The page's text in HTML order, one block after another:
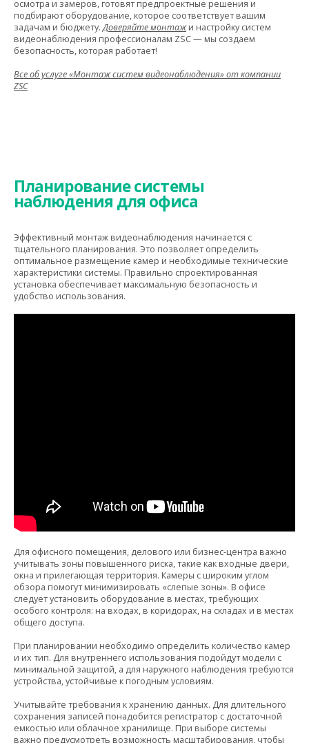
осмотра и замеров, готовят предпроектные решения и
подбирают оборудование, которое соответствует вашим
задачам и бюджету.Доверяйте монтажи настройку систем
видеонаблюдения профессионалам ZSC — мы создаем
безопасность, которая работает!
Все об услуге «Монтаж систем видеонаблюдения» от компании
ZSC
Планирование системы
наблюдения для офиса
Эффективный монтаж видеонаблюдения начинается с
тщательного планирования. Это позволяет определить
оптимальное размещение камер и необходимые технические
характеристики системы. Правильно спроектированная
установка обеспечивает максимальную безопасность и
удобство использования.
Для офисного помещения, делового или бизнес-центра важно
учитывать зоны повышенного риска, такие как входные двери,
окна и прилегающая территория. Камеры с широким углом
обзора помогут минимизировать «слепые зоны». В офисе
следует установить оборудование в местах, требующих
особого контроля: на входах, в коридорах, на складах и в местах
общего доступа.
При планировании необходимо определить количество камер
и их тип. Для внутреннего использования подойдут модели с
минимальной защитой, а для наружного наблюдения требуются
устройства, устойчивые к погодным условиям.
Учитывайте требования к хранению данных. Для длительного
сохранения записей понадобится регистратор с достаточной
емкостью или облачное хранилище. При выборе системы
важно предусмотреть возможность масштабирования, чтобы